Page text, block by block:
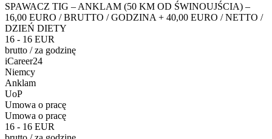
SPAWACZ TIG – ANKLAM (50 KM OD ŚWINOUJŚCIA) –
16,00 EURO / BRUTTO / GODZINA + 40,00 EURO / NETTO /
DZIEŃ DIETY
16 - 16 EUR
brutto /za godzinę
iCareer24
Niemcy
Anklam
UoP
Umowa o pracę
Umowa o pracę
16 - 16 EUR